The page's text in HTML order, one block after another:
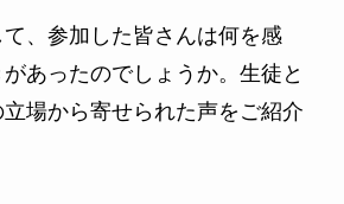
、参加した皆さんは何を感
あったのでしょうか。生徒と
場から寄せられた声をご紹介